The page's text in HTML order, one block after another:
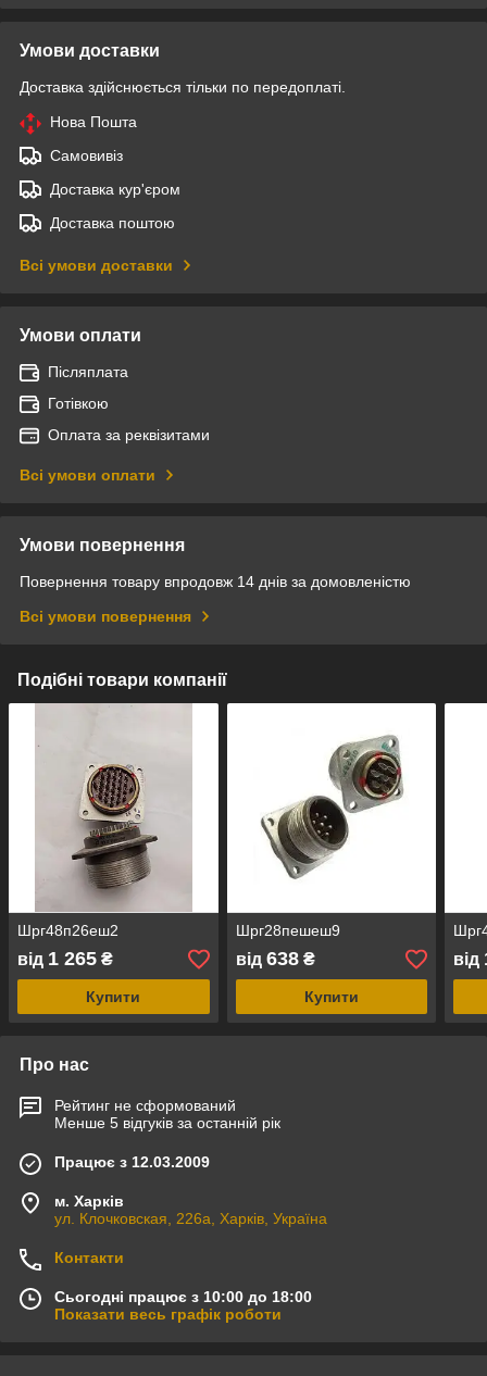
Умови доставки
Доставка здійснюється тільки по передоплаті.
Нова Пошта
Самовивіз
Доставка кур'єром
Доставка поштою
Всі умови доставки
Умови оплати
Післяплата
Готівкою
Оплата за реквізитами
Всі умови оплати
Умови повернення
Повернення товару впродовж 14 днів за домовленістю
Всі умови повернення
Подібні товари компанії
Шрг48п26еш2
від 1 265 ₴
Купити
Шрг28пешеш9
від 638₴
Купити
від
Про нас
Рейтинг не сформований
Менше 5 відгуків за останній рік
Працює з 12.03.2009
м. Харків
ул. Клочковская, 226а, Харків, Україна
Контакти
Сьогодні працює з 10:00 до 18:00
Показати весь графік роботи